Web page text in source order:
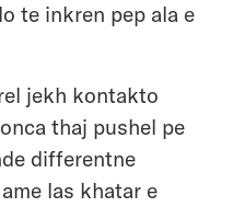
te inkren pep ala e
jekh kontakto
thaj pushel pe
differentne
las khatar e